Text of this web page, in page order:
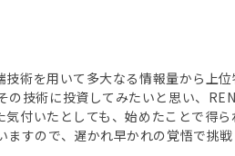
術を用いて多大なる情報量から上
技術に投資してみたいと思い、
付いたとしても、始めたことで得
すので、遅かれ早かれの覚悟で挑